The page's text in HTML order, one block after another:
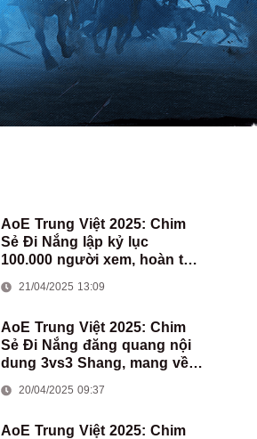
AoE Trung Việt 2025: Chim
Sẻ Đi Nắng lập kỷ lục
100.000 người xem, hoàn tất
Việt Nam
21/04/2025 13:09
AoE Trung Việt 2025: Chim
Sẻ Đi Nắng đăng quang nội
dung 3vs3 Shang, mang về
đoàn AoE Việt Nam
20/04/2025 09:37
AoE Trung Việt 2025: Chim